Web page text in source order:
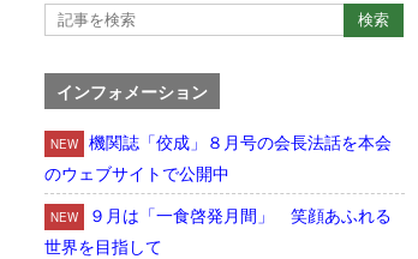
インフォメーション
NEW
機関誌「佼成」８月号の会長法話を本会
のウェブサイトで公開中
NEW
９月は「一食啓発月間」 笑顔あふれる
世界を目指して